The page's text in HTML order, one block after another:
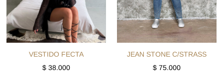
VESTIDO FECTA
$ 38.000
JEAN STONE C/STRASS
$75.000